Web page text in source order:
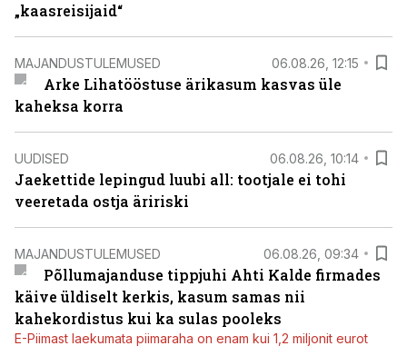
„kaasreisijaid“
MAJANDUSTULEMUSED 06.08.26, 12:15
Arke Lihatööstuse ärikasum kasvas üle
kaheksa korra
UUDISED 06.08.26, 10:14
Jaekettide lepingud luubi all: tootjale ei tohi
veeretada ostja äririski
MAJANDUSTULEMUSED 06.08.26, 09:34
Põllumajanduse tippjuhi Ahti Kalde firmades
käive üldiselt kerkis, kasum samas nii
kahekordistus kui ka sulas pooleks
E-Piimast laekumata piimaraha on enam kui 1,2 miljonit eurot